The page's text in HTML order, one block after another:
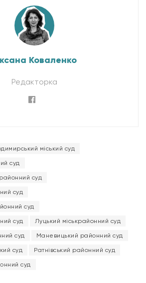
Коваленко
Редакторка
міський суд
суд
суд
суд
суд
суд Луцький міськрайонний суд
суд Маневицький районний суд
суд Ратнівський районний суд
суд